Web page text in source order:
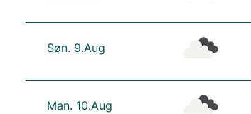
Søn. 9.Aug
Man. 10.Aug